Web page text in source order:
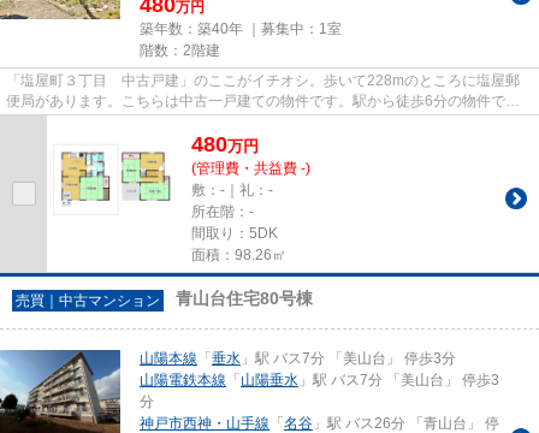
万円
築年数：築40年 ｜募集中： 1室
階数：2階建
「塩屋町３丁目 中古戸建」のここがイチオシ。歩いて228mのところに塩屋郵
便局があります。こちらは中古一戸建ての物件です。駅から徒歩6分の物件で
480万円
(管理費・共益費 -)
敷：-｜礼：-
所在階：-
間取り：5DK
面積：98.26㎡
売買｜中古マンション 青山台住宅80号棟
山陽本線 「 垂水 」駅 バス7分 「美山台」 停歩3分
山陽電鉄本線 「 山陽垂水 」駅 バス7分 「美山台」 停歩3
分
神戸市西神・山手線 「 名谷 」駅 バス26分 「青山台」 停